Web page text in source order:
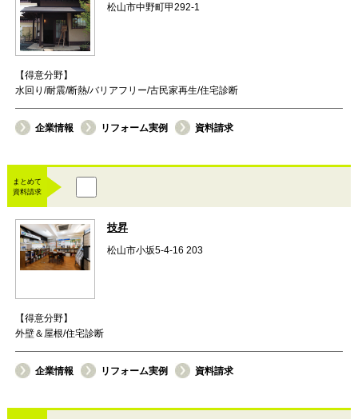
松山市中野町甲292-1
【得意分野】
水回り/耐震/断熱/バリアフリー/古民家再生/住宅診断
企業情報 リフォーム実例 資料請求
まとめて
資料請求
技昇
松山市小坂5-4-16 203
【得意分野】
外壁＆屋根/住宅診断
企業情報 リフォーム実例 資料請求